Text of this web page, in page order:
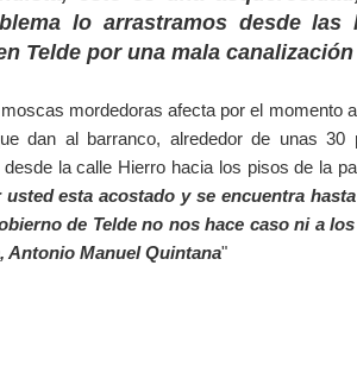
lo arrastramos desde las
Telde por una mala
mordedoras afecta por el momento
dan al barranco, alrededor de unas
desde la calle Hierro hacia los pisos de la
esta acostado y se encuentra
de Telde no nos hace caso ni a
Antonio Manuel Quintana"